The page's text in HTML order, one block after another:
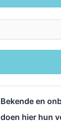
Bekende en
doen hier hun